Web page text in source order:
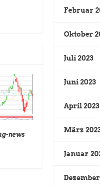
news
Februar
Oktober
Juli 2023
Juni 2023
April 2023
März
Januar